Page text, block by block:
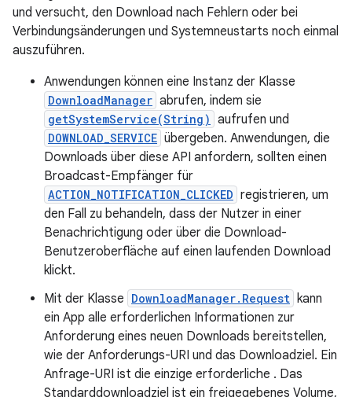
und versucht, den Download nach Fehlern oder bei
Verbindungsänderungen und Systemneustarts noch einmal
auszuführen.
Anwendungen können eine Instanz der Klasse
DownloadManager abrufen, indem sie
getSystemService(String) aufrufen und
DOWNLOAD_SERVICE übergeben. Anwendungen, die
Downloads über diese API anfordern, sollten einen
Broadcast-Empfänger für
ACTION_NOTIFICATION_CLICKED registrieren, um
den Fall zu behandeln, dass der Nutzer in einer
Benachrichtigung oder über die Download-
Benutzeroberfläche auf einen laufenden Download
klickt.
Mit der Klasse DownloadManager.Request kann
ein App alle erforderlichen Informationen zur
Anforderung eines neuen Downloads bereitstellen,
wie der Anforderungs-URI und das Downloadziel. Ein
Anfrage-URI ist die einzige erforderliche . Das
Standarddownloadziel ist ein freigegebenes Volume,